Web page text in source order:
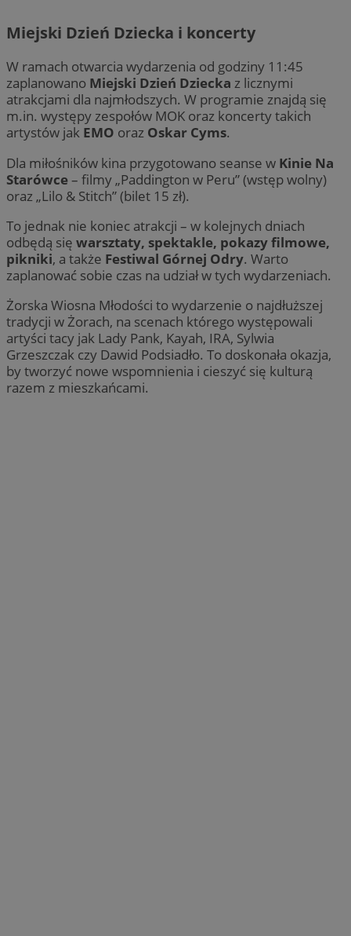
Miejski Dzień Dziecka i koncerty
W ramach otwarcia wydarzenia od godziny 11:45
zaplanowano Miejski Dzień Dziecka z licznymi
atrakcjami dla najmłodszych. W programie znajdą się
m.in. występy zespołów MOK oraz koncerty takich
artystów jak EMO oraz Oskar Cyms.
Dla miłośników kina przygotowano seanse w Kinie Na
Starówce– filmy „Paddington w Peru” (wstęp wolny)
oraz „Lilo & Stitch” (bilet 15 zł).
To jednak nie koniec atrakcji – w kolejnych dniach
odbędą się warsztaty, spektakle, pokazy filmowe,
pikniki, a także Festiwal Górnej Odry. Warto
zaplanować sobie czas na udział w tych wydarzeniach.
Żorska Wiosna Młodości to wydarzenie o najdłuższej
tradycji w Żorach, na scenach którego występowali
artyści tacy jak Lady Pank, Kayah, IRA, Sylwia
Grzeszczak czy Dawid Podsiadło. To doskonała okazja,
by tworzyć nowe wspomnienia i cieszyć się kulturą
razem z mieszkańcami.